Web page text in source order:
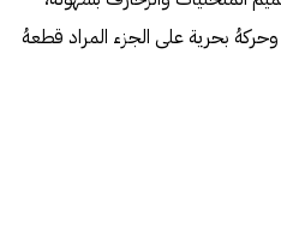
بحرية على الجزء المراد قطعهُ